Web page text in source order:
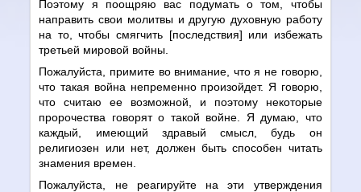
Поэтому я поощряю вас подумать о том, чтобы
направить свои молитвы и другую духовную работу
на то, чтобы смягчить [последствия] или избежать
третьей мировой войны.
Пожалуйста, примите во внимание, что я не говорю,
что такая война непременно произойдет. Я говорю,
что считаю ее возможной, и поэтому некоторые
пророчества говорят о такой войне. Я думаю, что
каждый, имеющий здравый смысл, будь он
религиозен или нет, должен быть способен читать
знамения времен.
Пожалуйста, не реагируйте на эти утверждения